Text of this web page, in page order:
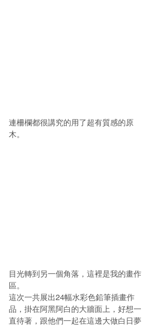
連柵欄都很講究的用了超有質感的原
木。
目光轉到另一個角落，這裡是我的畫作
區。
這次一共展出24幅水彩色鉛筆插畫作
品，掛在阿黑阿白的大牆面上，好想一
直待著，跟他們一起在這邊大做白日夢